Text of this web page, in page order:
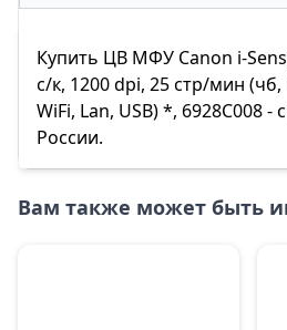
Купить ЦВ МФУ Canon i-
с/к, 1200 dpi, 25 стр/мин (чб,
WiFi, Lan, USB) *, 6928C008 -
России.
Вам также может быть